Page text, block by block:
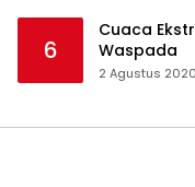
6
Cuaca
Waspada
2 Agustus 2020